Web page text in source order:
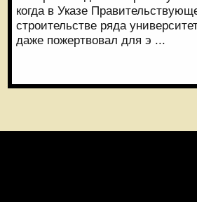
когда в Указе
строительстве ряда
даже пожертвовал для э ...